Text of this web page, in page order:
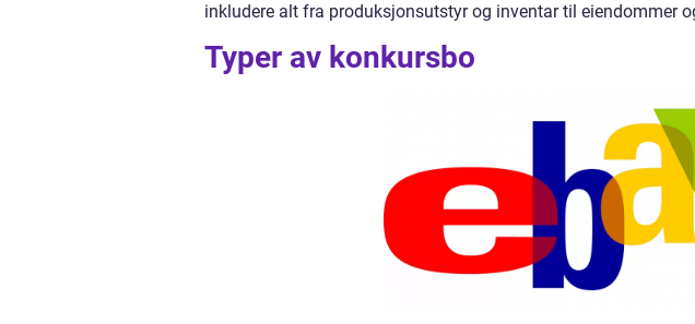
inkludere alt fra produksjonsutstyr og inventar til eiendommer
Typer av konkursbo